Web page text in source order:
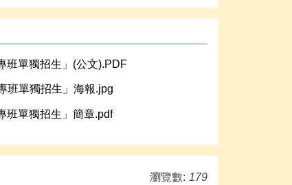
班單獨招生」(公文).PDF
班單獨招生」海報.jpg
班單獨招生」簡章.pdf
瀏覽數: 179